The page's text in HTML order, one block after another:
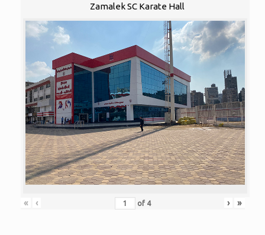
Zamalek SC Karate Hall
« ‹ of 4 › »